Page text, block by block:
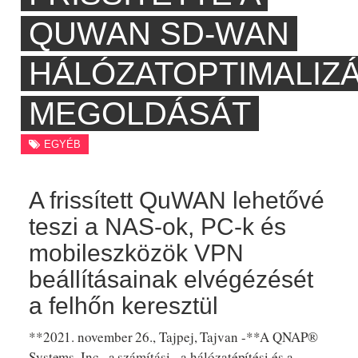
QUWAN SD-WAN
MEGOLDÁSÁT
EGYÉB
A frissített QuWAN lehetővé
teszi a NAS-ok, PC-k és
mobileszközök VPN
beállításainak elvégézését
a felhőn keresztül
**2021. november 26., Tajpej, Tajvan -**A QNAP®